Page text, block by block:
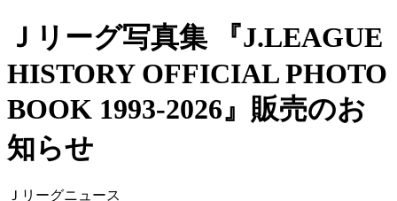
Ｊリーグ写真集 『J.LEAGUE
HISTORY OFFICIAL PHOTO
BOOK 1993-2026』販売のお
知らせ
Ｊリーグニュース